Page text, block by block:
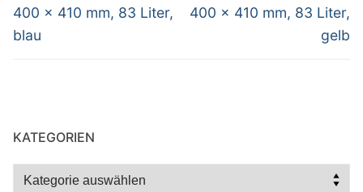
400 x 410 mm, 83 Liter,
blau
400 x 410 mm, 83 Liter,
gelb
KATEGORIEN
Kategorien